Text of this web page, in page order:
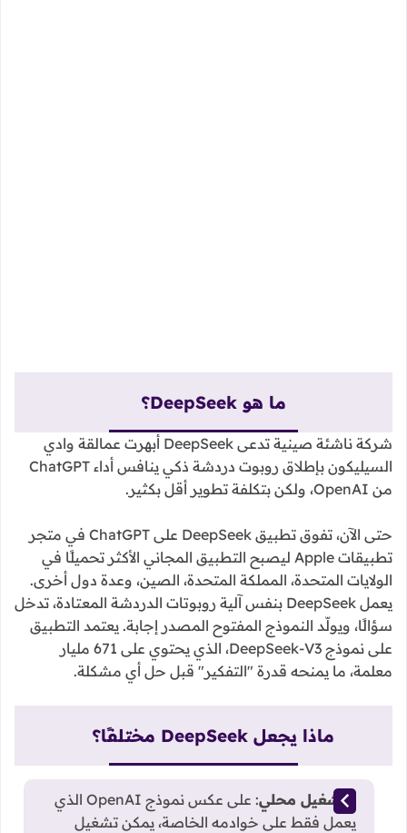
ما هو DeepSeek؟
شركة ناشئة صينية تدعى DeepSeek أبهرت عمالقة وادي
السيليكون بإطلاق روبوت دردشة ذكي ينافس أداء ChatGPT
من OpenAI، ولكن بتكلفة تطوير أقل بكثير.
حتى الآن، تفوق تطبيق DeepSeek على ChatGPT في متجر
تطبيقات Apple ليصبح التطبيق المجاني الأكثر تحميلًا في
الولايات المتحدة، المملكة المتحدة، الصين، وعدة دول أخرى.
يعمل DeepSeek بنفس آلية روبوتات الدردشة المعتادة، تدخل
سؤالًا، ويولّد النموذج المفتوح المصدر إجابة. يعتمد التطبيق
على نموذج DeepSeek-V3، الذي يحتوي على 671 مليار
معلمة، ما يمنحه قدرة "التفكير" قبل حل أي مشكلة.
ماذا يجعل DeepSeek مختلفًا؟
التشغيل محلي
: على عكس نموذج OpenAI الذي
يعمل فقط على خوادمه الخاصة، يمكن تشغيل